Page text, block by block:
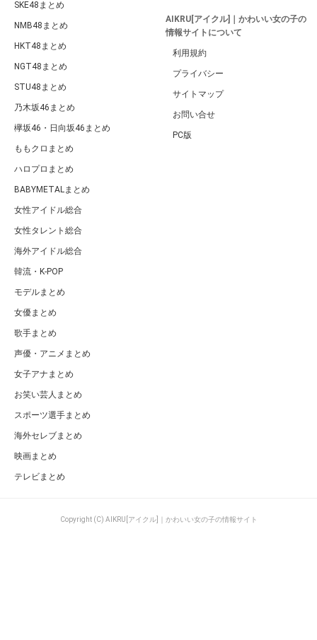
SKE48まとめ
NMB48まとめ
HKT48まとめ
NGT48まとめ
STU48まとめ
乃木坂46まとめ
欅坂46・日向坂46まとめ
ももクロまとめ
ハロプロまとめ
BABYMETALまとめ
女性アイドル総合
女性タレント総合
海外アイドル総合
韓流・K-POP
モデルまとめ
女優まとめ
歌手まとめ
声優・アニメまとめ
女子アナまとめ
お笑い芸人まとめ
スポーツ選手まとめ
海外セレブまとめ
映画まとめ
テレビまとめ
AIKRU[アイクル]｜かわいい女の子の
情報サイトについて
利用規約
プライバシー
サイトマップ
お問い合せ
PC版
Copyright (C) AIKRU[アイクル]｜かわいい女の子の情報サイト